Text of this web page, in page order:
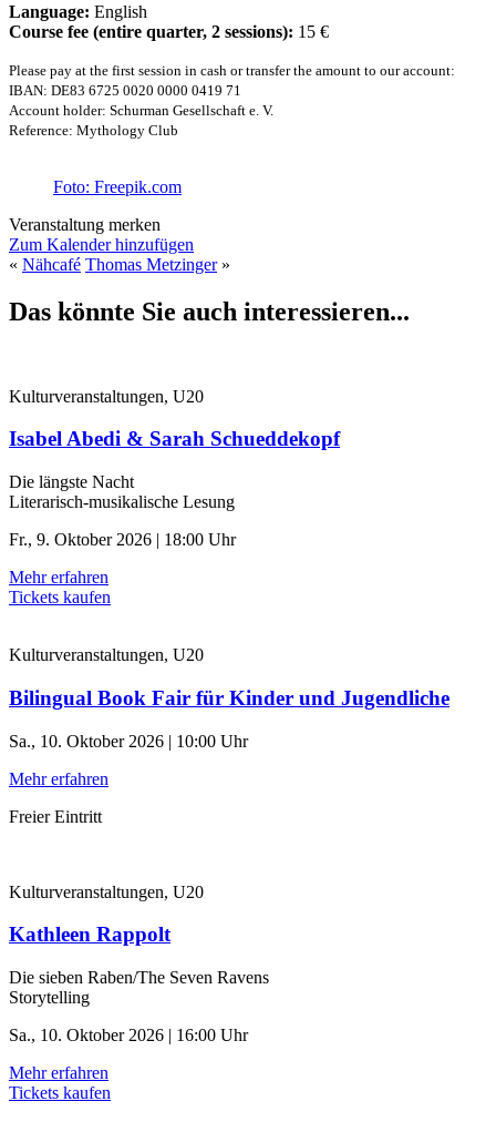
Language: English
Course fee (entire quarter, 2 sessions): 15 €
Please pay at the first session in cash or transfer the amount to our account:
IBAN: DE83 6725 0020 0000 0419 71
Account holder: Schurman Gesellschaft e. V.
Reference: Mythology Club
Foto: Freepik.com
Veranstaltung merken
Zum Kalender hinzufügen
« Nähcafé Thomas Metzinger»
Das könnte Sie auch interessieren...
Kulturveranstaltungen, U20
Isabel Abedi & Sarah Schueddekopf
Die längste Nacht
Literarisch-musikalische Lesung
Fr., 9. Oktober 2026 | 18:00 Uhr
Mehr erfahren
Tickets kaufen
Kulturveranstaltungen, U20
Bilingual Book Fair für Kinder und Jugendliche
Sa., 10. Oktober 2026 | 10:00 Uhr
Mehr erfahren
Freier Eintritt
Kulturveranstaltungen, U20
Kathleen Rappolt
Die sieben Raben/The Seven Ravens
Storytelling
Sa., 10. Oktober 2026 | 16:00 Uhr
Mehr erfahren
Tickets kaufen